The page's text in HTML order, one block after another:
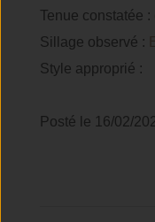
Tenue constatée :
Sillage observé :
Style approprié :
Posté le 16/02/